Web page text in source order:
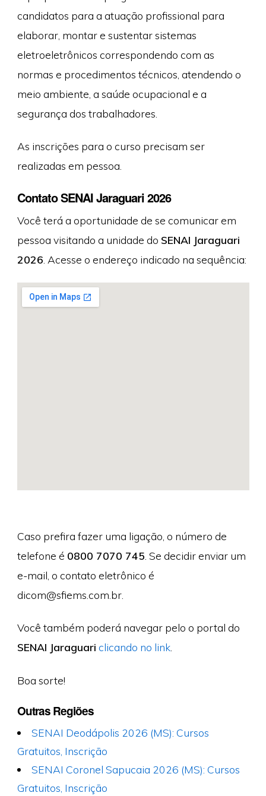
candidatos para a atuação profissional para
elaborar, montar e sustentar sistemas
eletroeletrônicos correspondendo com as
normas e procedimentos técnicos, atendendo o
meio ambiente, a saúde ocupacional e a
segurança dos trabalhadores.
As inscrições para o curso precisam ser
realizadas em pessoa.
Contato SENAI Jaraguari 2026
Você terá a oportunidade de se comunicar em
pessoa visitando a unidade do SENAI Jaraguari
2026 . Acesse o endereço indicado na sequência:
Caso prefira fazer uma ligação, o número de
telefone é 0800 7070 745 . Se decidir enviar um
e-mail, o contato eletrônico é
dicom@sfiems.com.br.
Você também poderá navegar pelo o portal do
SENAI Jaraguari clicando no link.
Boa sorte!
Outras Regiões
SENAI Deodápolis 2026 (MS): Cursos
Gratuitos, Inscrição
SENAI Coronel Sapucaia 2026 (MS): Cursos
Gratuitos, Inscrição